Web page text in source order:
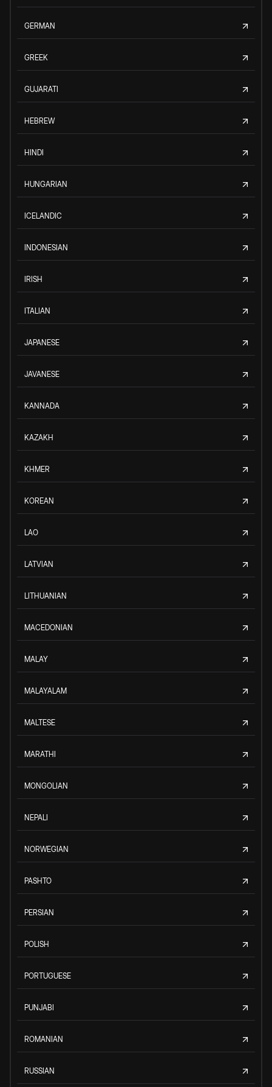
GERMAN
GREEK
GUJARATI
HEBREW
HINDI
HUNGARIAN
ICELANDIC
INDONESIAN
IRISH
ITALIAN
JAPANESE
JAVANESE
KANNADA
KAZAKH
KHMER
KOREAN
LAO
LATVIAN
LITHUANIAN
MACEDONIAN
MALAY
MALAYALAM
MALTESE
MARATHI
MONGOLIAN
NEPALI
NORWEGIAN
PASHTO
PERSIAN
POLISH
PORTUGUESE
PUNJABI
ROMANIAN
RUSSIAN